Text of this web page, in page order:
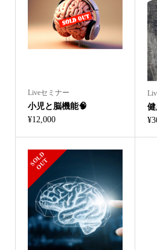
Liveセミナー
小児と脳機能🧠
¥12,000
¥
S
O
L
D
O
U
T